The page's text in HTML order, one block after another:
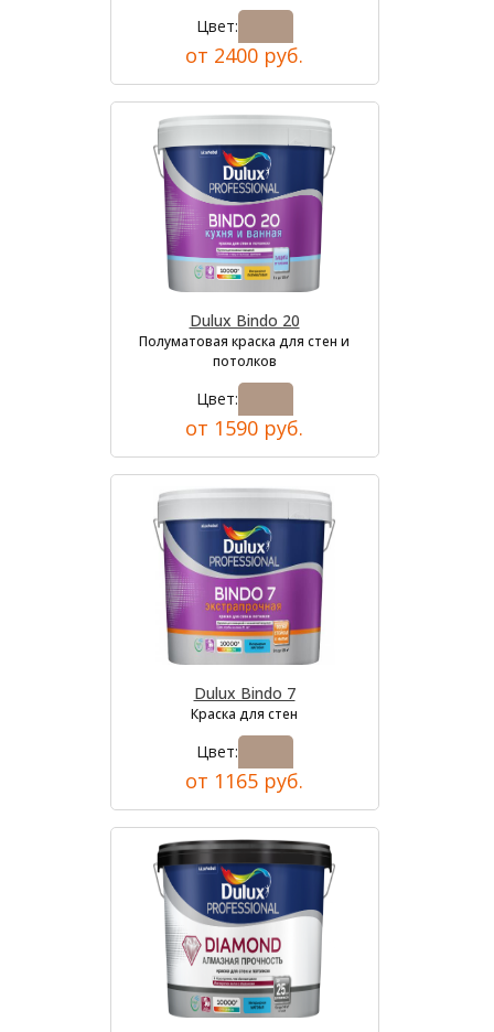
Цвет:
от 2400 руб.
Dulux Bindo 20
Полуматовая краска для стен и
потолков
Цвет:
от 1590 руб.
Dulux Bindo 7
Краска для стен
Цвет:
от 1165 руб.